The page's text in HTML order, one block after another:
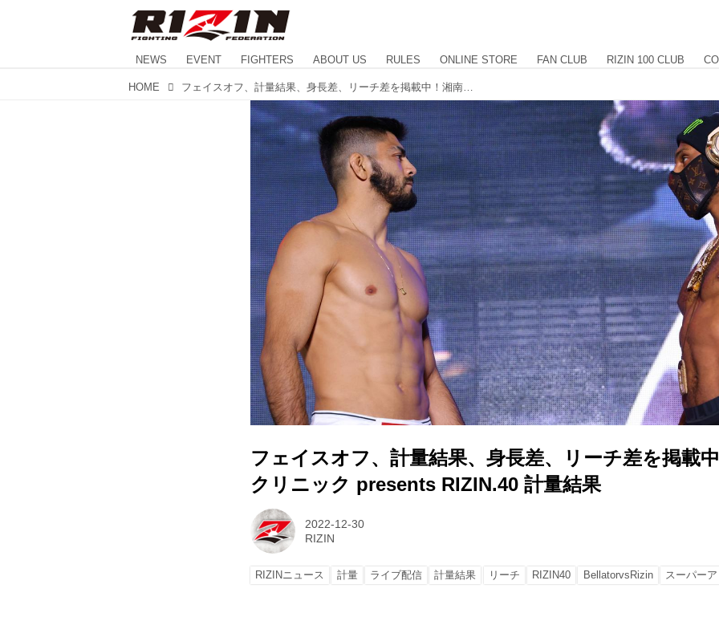
NEWS EVENT FIGHTERS ABOUT US RULES ONLINE STORE FAN CLUB RIZIN 100 CLUB
HOME
フェイスオフ、計量結果、身長差、リーチ差を掲載
クリニック presents RIZIN.40 計量結果
2022-12-30
RIZIN
RIZINニュース 計量 ライブ配信 計量結果 リーチ RIZIN40 BellatorvsRizin スーパー